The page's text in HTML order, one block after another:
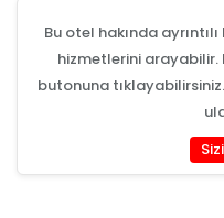
Bu otel hakında
hizmetlerini
butonuna